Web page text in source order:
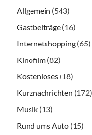
Allgemein (543)
Gastbeiträge (16)
Internetshopping (65)
Kinofilm (82)
Kostenloses (18)
Kurznachrichten (172)
Musik (13)
Rund ums Auto (15)